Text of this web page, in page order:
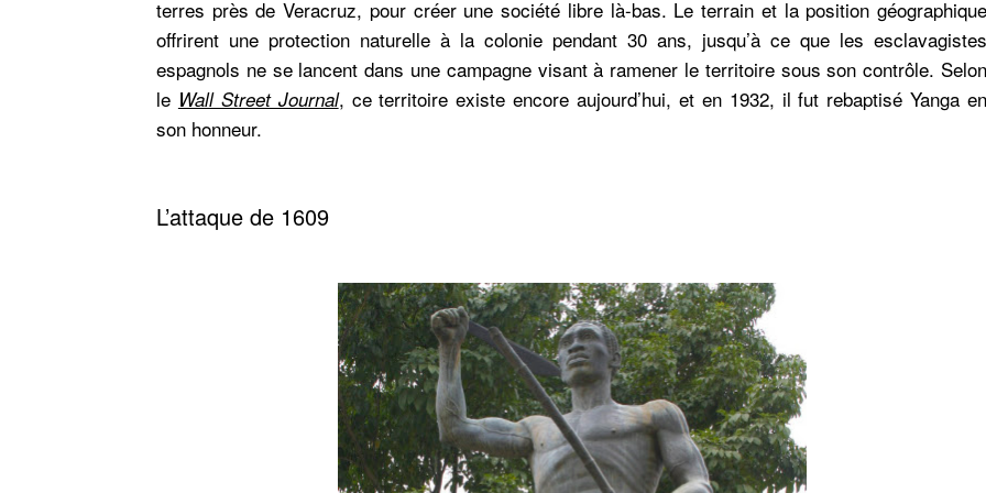
terres près de Veracruz, pour créer une société libre là-bas. Le terrain et la position géographique
offrirent une protection naturelle à la colonie pendant 30 ans, jusqu’à ce que les esclavagistes
espagnols ne se lancent dans une campagne visant à ramener le territoire sous son contrôle. Selon
le Wall Street Journal, ce territoire existe encore aujourd’hui, et en 1932, il fut rebaptisé Yanga en
son honneur.
L’attaque de 1609